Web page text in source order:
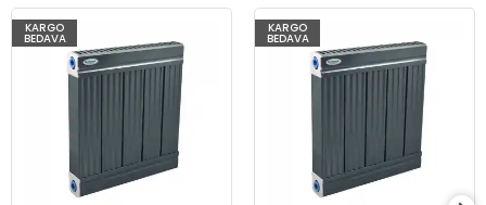
KARGO
BEDAVA
KARGO
BEDAVA